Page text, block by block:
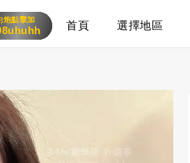
炮點擊加
客服在線 首頁 選擇地區